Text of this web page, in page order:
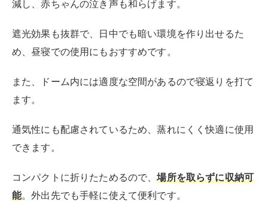
減し、赤ちゃんの泣き声も和らげます。
遮光効果も抜群で、日中でも暗い環境を作り出せるた
め、昼寝での使用にもおすすめです。
また、ドーム内には適度な空間があるので寝返りを打て
ます。
通気性にも配慮されているため、蒸れにくく快適に使用
できます。
コンパクトに折りたためるので、場所を取らずに収納可
能。外出先でも手軽に使えて便利です。